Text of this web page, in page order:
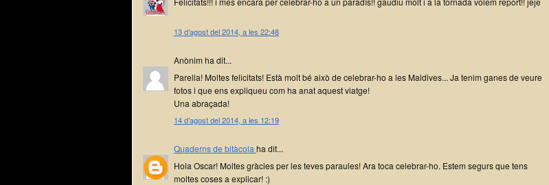
13 d’agost del 2014, a les 22:48
Anònim ha dit...
Parella! Moltes felicitats! Està molt bé això de celebrar-ho a les Maldives... Ja tenim ganes de veure
fotos i que ens expliqueu com ha anat aquest viatge!
Una abraçada!
14 d’agost del 2014, a les 12:19
Quaderns de bitàcola ha dit...
Hola Oscar! Moltes gràcies per les teves paraules! Ara toca celebrar-ho. Estem segurs que tens
moltes coses a explicar! :)